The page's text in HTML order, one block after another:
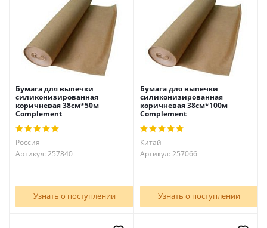
Бумага для выпечки
силиконизированная
коричневая 38см*50м
Complement
Россия
Артикул: 257840
Узнать о поступлении
Бумага для выпечки
силиконизированная
коричневая 38см*100м
Complement
Китай
Артикул: 257066
Узнать о поступлении